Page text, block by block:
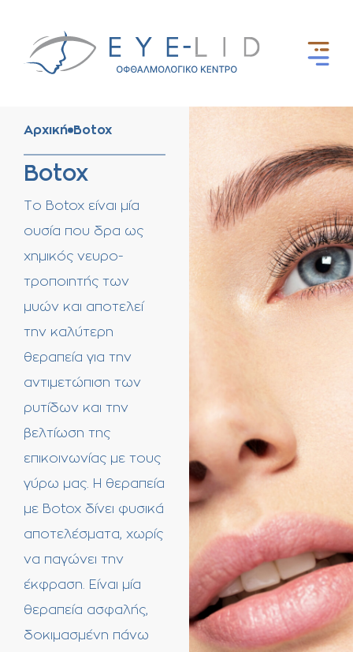
Αρχική Botox
Botox
Το Botox είναι μία
ουσία που δρα ως
χημικός νευρο-
τροποιητής των
μυών και αποτελεί
την καλύτερη
θεραπεία για την
αντιμετώπιση των
ρυτίδων και την
βελτίωση της
επικοινωνίας με τους
γύρω μας. Η θεραπεία
με Botox δίνει φυσικά
αποτελέσματα, χωρίς
να παγώνει την
έκφραση. Είναι μία
θεραπεία ασφαλής,
δοκιμασμένη πάνω